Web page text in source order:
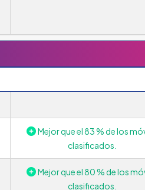
Mejor que el 83 % de los
clasificados.
Mejor que el 80 % de los
clasificados.